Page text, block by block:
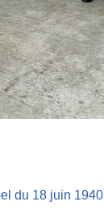
du 18 juin 1940